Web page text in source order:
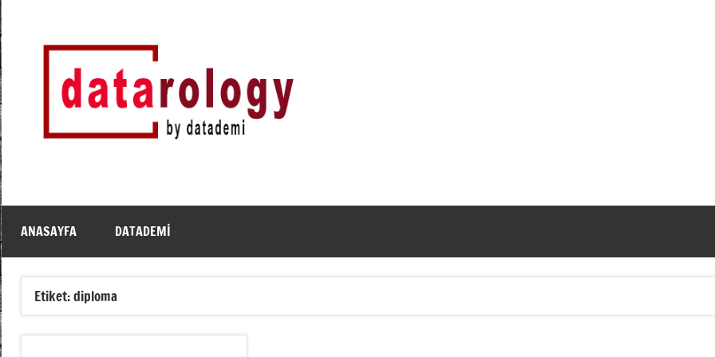
İçeriğe
geç
DATArology
by
datademi
DATA-
ANASAYFA DATADEMI
Etiket:diploma